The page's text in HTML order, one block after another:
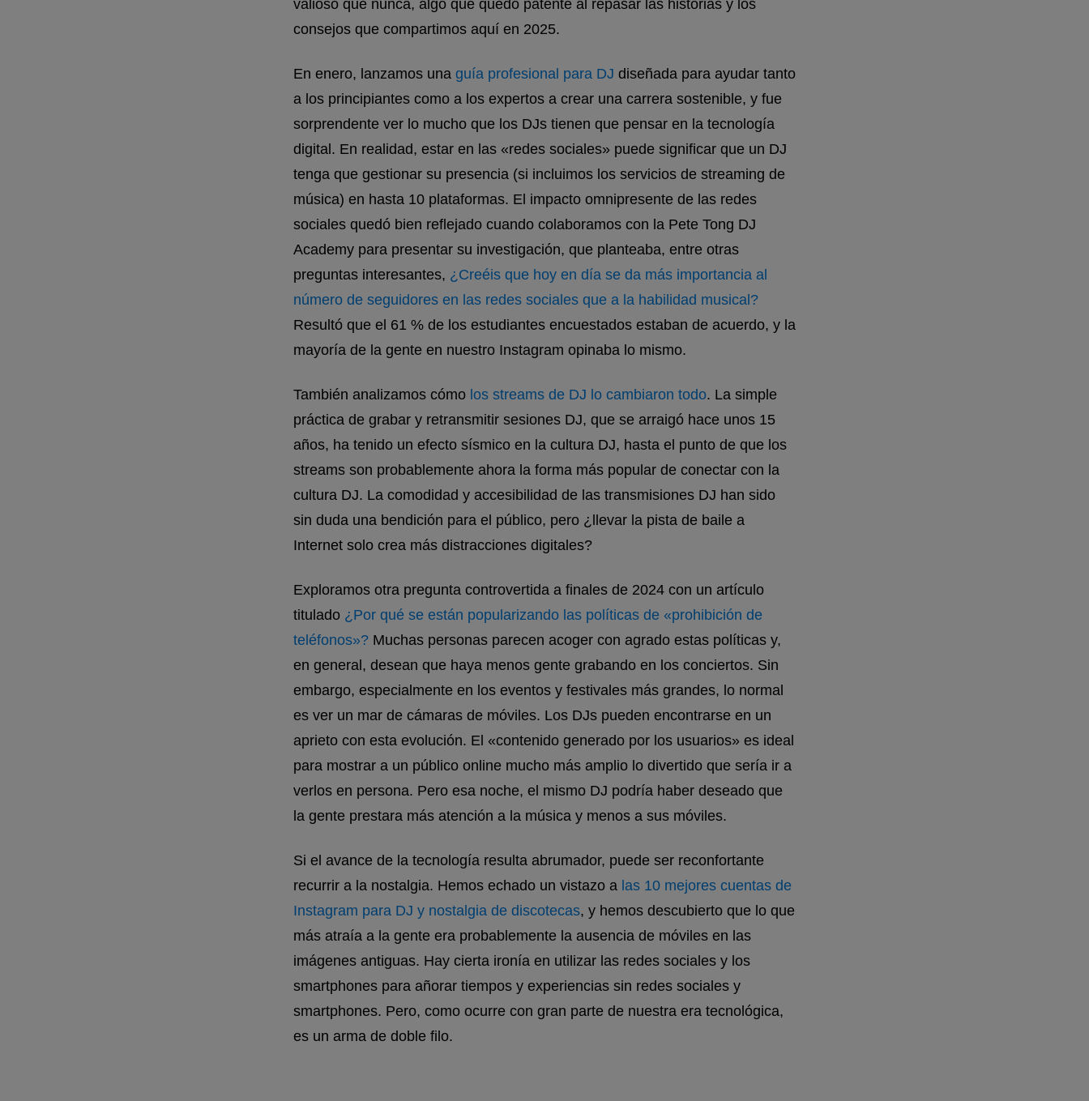
valioso que nunca, algo que quedó patente al repasar las historias y los
consejos que compartimos aquí en 2025.
En enero, lanzamos una guía profesional para DJ diseñada para ayudar tanto
a los principiantes como a los expertos a crear una carrera sostenible, y fue
sorprendente ver lo mucho que los DJs tienen que pensar en la tecnología
digital. En realidad, estar en las «redes sociales» puede significar que un DJ
tenga que gestionar su presencia (si incluimos los servicios de streaming de
música) en hasta 10 plataformas. El impacto omnipresente de las redes
sociales quedó bien reflejado cuando colaboramos con la Pete Tong DJ
Academy para presentar su investigación, que planteaba, entre otras
preguntas interesantes, ¿Creéis que hoy en día se da más importancia al
número de seguidores en las redes sociales que a la habilidad musical?
Resultó que el 61 % de los estudiantes encuestados estaban de acuerdo, y la
mayoría de la gente en nuestro Instagram opinaba lo mismo.
También analizamos cómo los streams de DJ lo cambiaron todo. La simple
práctica de grabar y retransmitir sesiones DJ, que se arraigó hace unos 15
años, ha tenido un efecto sísmico en la cultura DJ, hasta el punto de que los
streams son probablemente ahora la forma más popular de conectar con la
cultura DJ. La comodidad y accesibilidad de las transmisiones DJ han sido
sin duda una bendición para el público, pero ¿llevar la pista de baile a
Internet solo crea más distracciones digitales?
Exploramos otra pregunta controvertida a finales de 2024 con un artículo
titulado ¿Por qué se están popularizando las políticas de «prohibición de
teléfonos»? Muchas personas parecen acoger con agrado estas políticas y,
en general, desean que haya menos gente grabando en los conciertos. Sin
embargo, especialmente en los eventos y festivales más grandes, lo normal
es ver un mar de cámaras de móviles. Los DJs pueden encontrarse en un
aprieto con esta evolución. El «contenido generado por los usuarios» es ideal
para mostrar a un público online mucho más amplio lo divertido que sería ir a
verlos en persona. Pero esa noche, el mismo DJ podría haber deseado que
la gente prestara más atención a la música y menos a sus móviles.
Si el avance de la tecnología resulta abrumador, puede ser reconfortante
recurrir a la nostalgia. Hemos echado un vistazo a las 10 mejores cuentas de
Instagram para DJ y nostalgia de discotecas, y hemos descubierto que lo que
más atraía a la gente era probablemente la ausencia de móviles en las
imágenes antiguas. Hay cierta ironía en utilizar las redes sociales y los
smartphones para añorar tiempos y experiencias sin redes sociales y
smartphones. Pero, como ocurre con gran parte de nuestra era tecnológica,
es un arma de doble filo.